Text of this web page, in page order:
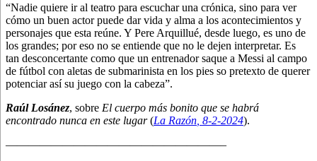
“Nadie quiere ir al teatro para escuchar una crónica, sino para ver
cómo un buen actor puede dar vida y alma a los acontecimientos y
personajes que esta reúne. Y Pere Arquillué, desde luego, es uno de
los grandes; por eso no se entiende que no le dejen interpretar. Es
tan desconcertante como que un entrenador saque a Messi al campo
de fútbol con aletas de submarinista en los pies so pretexto de querer
potenciar así su juego con la cabeza”.
Raúl Losánez, sobre El cuerpo más bonito que se habrá
encontrado nunca en este lugar(La Razón , 8-2-2024).
———————————————————–